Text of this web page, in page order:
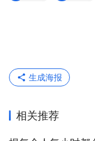
生成海报
相关推荐